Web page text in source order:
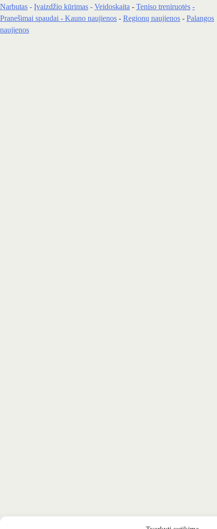
Narbutas - Įvaizdžio kūrimas - Veidoskaita - Teniso treniruotės -
Pranešimai spaudai - Kauno naujienos - Regionų naujienos - Palangos
naujienos